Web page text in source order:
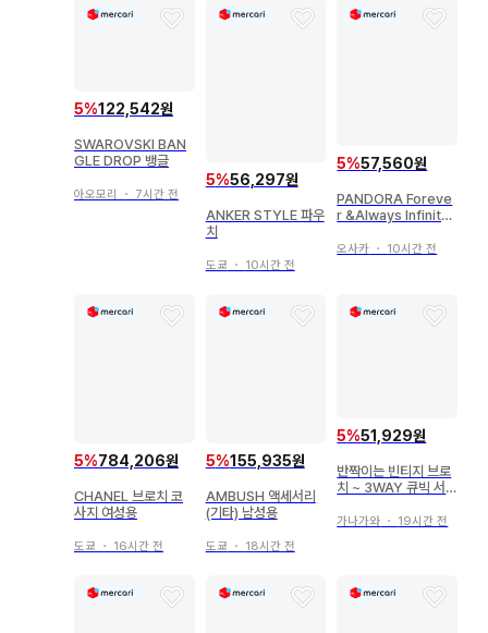
5%122,542원
SWAROVSKI BAN
GLE DROP 뱅글
아오모리 ・ 7시간 전
5%56,297원
ANKER STYLE 파우
치
도쿄 ・ 10시간 전
5%57,560원
PANDORA Foreve
r &Always Infinity
오사카 ・ 10시간 전
5%784,206원
CHANEL 브로치 코
사지 여성용
도쿄 ・ 16시간 전
5%155,935원
AMBUSH 액세서리
(기타) 남성용
도쿄 ・ 18시간 전
5%51,929원
반짝이는 빈티지 브로
치 ~ 3WAY 큐빅 서
가나가와 ・ 19시간 전